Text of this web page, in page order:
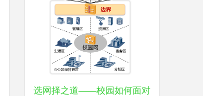
选网择之道——校园如何面对